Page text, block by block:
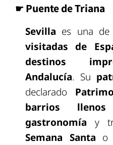
☛ Puente de Triana
Sevilla es una de
visitadas de
destinos
Andalucía. Su
declarado
barrios
gastronomía y
Semana Santa o